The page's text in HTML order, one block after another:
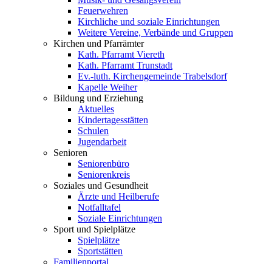
Feuerwehren
Kirchliche und soziale Einrichtungen
Weitere Vereine, Verbände und Gruppen
Kirchen und Pfarrämter
Kath. Pfarramt Viereth
Kath. Pfarramt Trunstadt
Ev.-luth. Kirchengemeinde Trabelsdorf
Kapelle Weiher
Bildung und Erziehung
Aktuelles
Kindertagesstätten
Schulen
Jugendarbeit
Senioren
Seniorenbüro
Seniorenkreis
Soziales und Gesundheit
Ärzte und Heilberufe
Notfalltafel
Soziale Einrichtungen
Sport und Spielplätze
Spielplätze
Sportstätten
Familienportal